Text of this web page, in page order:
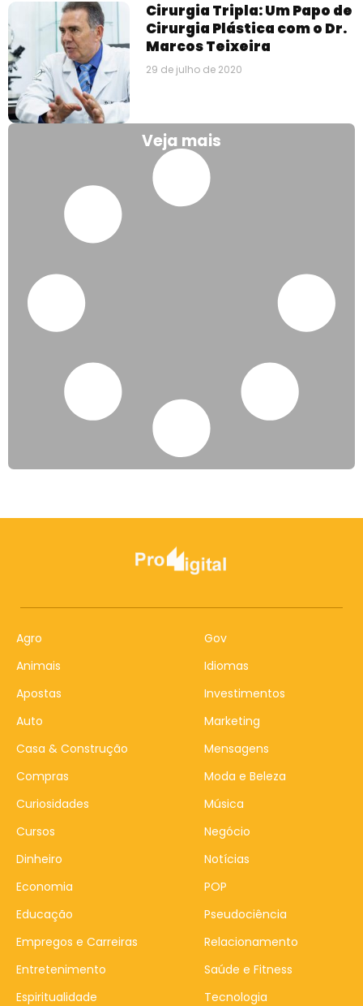
Cirurgia Tripla: Um Papo de
Cirurgia Plástica com o Dr.
Marcos Teixeira
29 de julho de 2020
Veja mais
Agro
Animais
Apostas
Auto
Casa & Construção
Compras
Curiosidades
Cursos
Dinheiro
Economia
Educação
Empregos e Carreiras
Entretenimento
Espiritualidade
Gov
Idiomas
Investimentos
Marketing
Mensagens
Moda e Beleza
Música
Negócio
Notícias
POP
Pseudociência
Relacionamento
Saúde e Fitness
Tecnologia